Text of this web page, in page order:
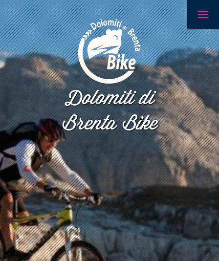
Dolomiti di
Brenta Bike